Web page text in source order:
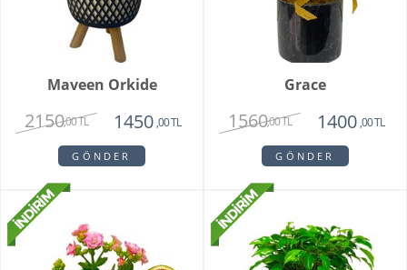
Maveen Orkide
2150,00 TL 1450 ,00 TL
GÖNDER
Grace
1560,00 TL 1400 ,00 TL
GÖNDER